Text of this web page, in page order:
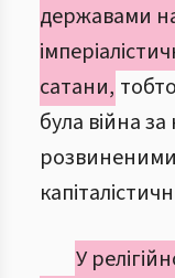
державами
сатани,
була війна за
У